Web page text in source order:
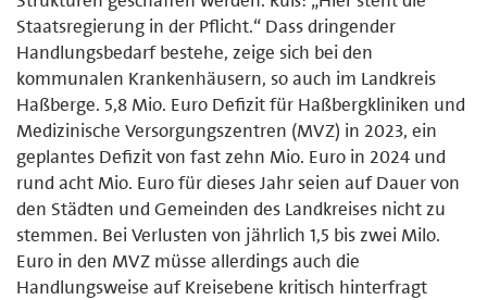
Staatsregierung in der Pflicht.“ Dass dringender
Handlungsbedarf bestehe, zeige sich bei den
kommunalen Krankenhäusern, so auch im Landkreis
Haßberge. 5,8 Mio. Euro Defizit für Haßbergkliniken und
Medizinische Versorgungszentren (MVZ) in 2023, ein
geplantes Defizit von fast zehn Mio. Euro in 2024 und
rund acht Mio. Euro für dieses Jahr seien auf Dauer von
den Städten und Gemeinden des Landkreises nicht zu
stemmen. Bei Verlusten von jährlich 1,5 bis zwei Milo.
Euro in den MVZ müsse allerdings auch die
Handlungsweise auf Kreisebene kritisch hinterfragt